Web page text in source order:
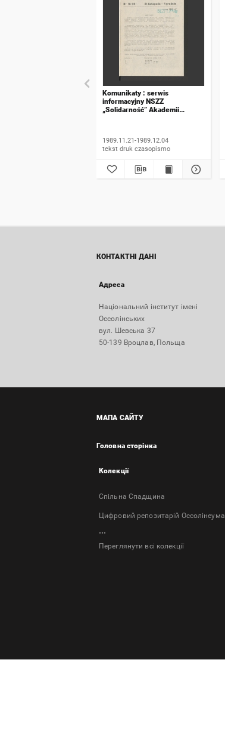
Komunikaty : serwis
informacyjny NSZZ
„Solidarność” Akademii
1989.11.21-1989.12.04
tekst druk czasopismo
КОНТАКТНІ ДАНІ
Адреса
Національний інститут імені
Оссолінських
вул. Шевська 37
50-139 Вроцлав, Польща
МАПА САЙТУ
Головна сторінка
Колекції
Спільна Спадщина
Цифровий репозитарій Оссолінеума
...
Переглянути всі колекції